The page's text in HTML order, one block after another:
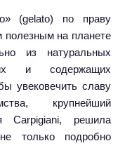
(gelato) по праву
на планете
из натуральных
и содержащих
увековечить славу
крупнейший
Carpigiani, решила
только подробно